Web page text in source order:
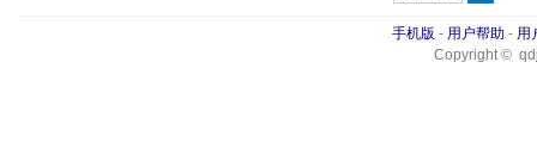
手机版 - 用户帮助 - 用
Copyright ©